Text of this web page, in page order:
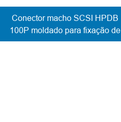
Conector macho SCSI HPDB
100P moldado para fixação de
cabo com fecho de parafuso